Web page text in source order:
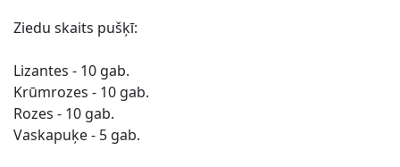
Ziedu skaits pušķī:
Lizantes - 10 gab.
Krūmrozes - 10 gab.
Rozes - 10 gab.
Vaskapuķe - 5 gab.